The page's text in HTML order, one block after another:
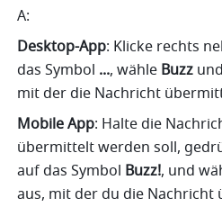
A:
Desktop-App: Klicke rechts
das Symbol ..., wähle Buzz
mit der die Nachricht
Mobile App: Halte die
übermittelt werden soll,
auf das Symbol Buzz!, und
aus, mit der du die